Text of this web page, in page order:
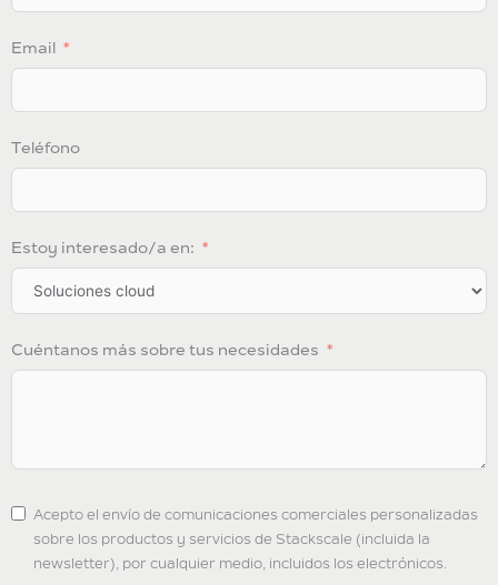
Email
Teléfono
Estoy interesado/a en:
Cuéntanos más sobre tus necesidades
Acepto el envío de comunicaciones comerciales personalizadas
sobre los productos y servicios de Stackscale (incluida la
newsletter), por cualquier medio, incluidos los electrónicos.